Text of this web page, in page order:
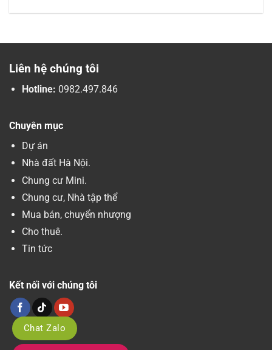
Liên hệ chúng tôi
Hotline: 0982.497.846
Chuyên mục
Dự án
Nhà đất Hà Nội.
Chung cư Mini.
Chung cư, Nhà tập thể
Mua bán, chuyển nhượng
Cho thuê.
Tin tức
Kết nối với chúng tôi
Chat Zalo